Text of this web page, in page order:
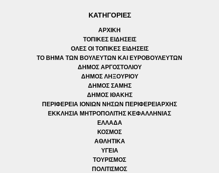
ΚΑΤΗΓΟΡΙΕΣ
ΑΡΧΙΚΗ
ΤΟΠΙΚΕΣ ΕΙΔΗΣΕΙΣ
ΟΛΕΣ ΟΙ ΤΟΠΙΚΕΣ ΕΙΔΗΣΕΙΣ
ΤΟ ΒΗΜΑ ΤΩΝ ΒΟΥΛΕΥΤΩΝ ΚΑΙ ΕΥΡΟΒΟΥΛΕΥΤΩΝ
ΔΗΜΟΣ ΑΡΓΟΣΤΟΛΙΟΥ
ΔΗΜΟΣ ΛΗΞΟΥΡΙΟΥ
ΔΗΜΟΣ ΣΑΜΗΣ
ΔΗΜΟΣ ΙΘΑΚΗΣ
ΠΕΡΙΦΕΡΕΙΑ ΙΟΝΙΩΝ ΝΗΣΩΝ ΠΕΡΙΦΕΡΕΙΑΡΧΗΣ
ΕΚΚΛΗΣΙΑ ΜΗΤΡΟΠΟΛΙΤΗΣ ΚΕΦΑΛΛΗΝΙΑΣ
ΕΛΛΑΔΑ
ΚΟΣΜΟΣ
ΑΘΛΗΤΙΚΑ
ΥΓΕΙΑ
ΤΟΥΡΙΣΜΟΣ
ΠΟΛΙΤΙΣΜΟΣ